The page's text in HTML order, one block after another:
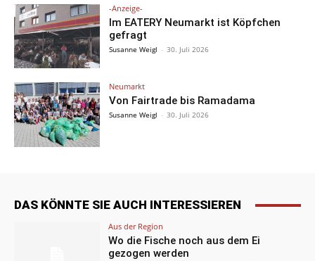
-Anzeige-
Im EATERY Neumarkt ist Köpfchen
gefragt
Susanne Weigl - 30. Juli 2026
Neumarkt
Von Fairtrade bis Ramadama
Susanne Weigl - 30. Juli 2026
DAS KÖNNTE SIE AUCH INTERESSIEREN
Aus der Region
Wo die Fische noch aus dem Ei
gezogen werden